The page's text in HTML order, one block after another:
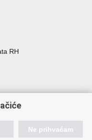
RH
Ne prihvaćam